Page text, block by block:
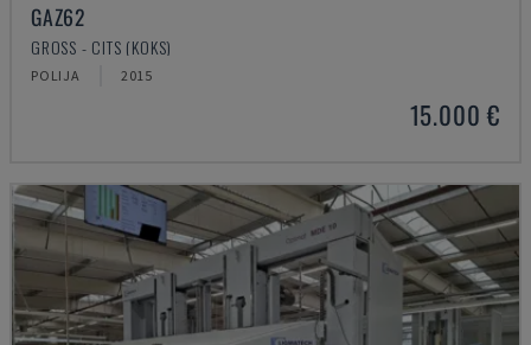
GAZ62
GROSS - CITS (KOKS)
POLIJA 2015
15.000 €